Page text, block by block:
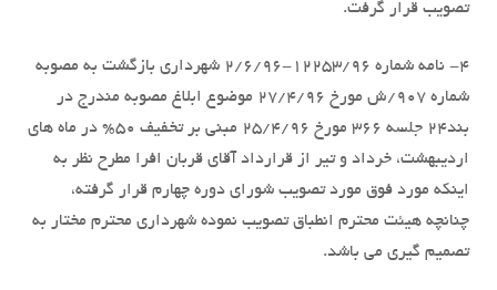
تصویب قرار گرفت.
4- نامه شماره 12253/96-2/6/96 شهرداری بازگشت به مصوبه
شماره 907/ش مورخ 27/4/96 موضوع ابلاغ مصوبه مندرج در
بند24 جلسه 366 مورخ 25/4/96 مبنی بر تخفیف 50% در ماه های
اردیبهشت، خرداد و تیر از قرارداد آقای قربان افرا مطرح نظر به
اینکه مورد فوق مورد تصویب شورای دوره چهارم قرار گرفته،
چنانچه هیئت محترم انطباق تصویب نموده شهرداری محترم مختار به
تصمیم گیری می باشد.